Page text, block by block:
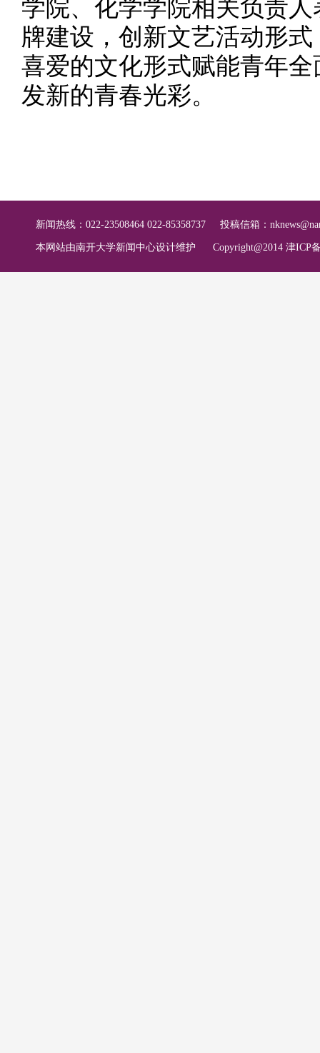
学院、化学学院相关负责
牌建设，创新文艺活动形
喜爱的文化形式赋能青年
发新的青春光彩。
新闻热线：022-23508464 022-85358737 投稿信箱：
本网站由南开大学新闻中心设计维护 Copyright@2014 津ICP